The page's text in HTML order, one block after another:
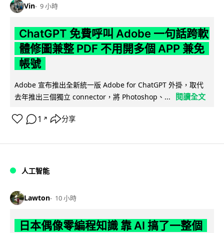
Vin 9 小時
ChatGPT 免費呼叫 Adobe 一句話跨軟
體修圖兼整 PDF 不用開多個 APP 兼免
帳號
Adobe 宣布推出全新統一版 Adobe for ChatGPT 外掛，取代
去年推出三個獨立 connector，將 Photoshop、...
閱讀全文
1 ↗ 分享
人工智能
Lawton 10 小時
日本偶像零編程知識 靠 AI 搞了一整個